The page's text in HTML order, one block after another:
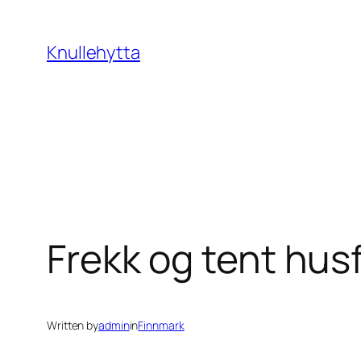
content
Knullehytta
Frekk og tent
Written byadmininFinnmark